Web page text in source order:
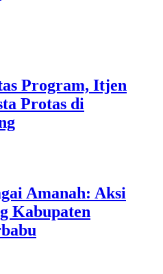
Program, Itjen
Protas di
Amanah: Aksi
Kabupaten